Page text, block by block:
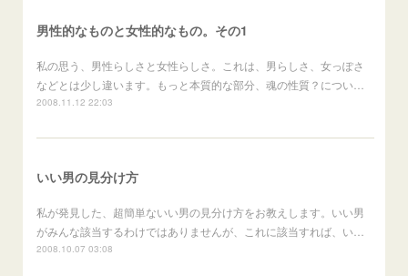
男性的なものと女性的なもの。その1
私の思う、男性らしさと女性らしさ。これは、男らしさ、女っぽさ
などとは少し違います。もっと本質的な部分、魂の性質？につい…
2008.11.12 22:03
いい男の見分け方
私が発見した、超簡単ないい男の見分け方をお教えします。いい男
がみんな該当するわけではありませんが、これに該当すれば、い…
2008.10.07 03:08